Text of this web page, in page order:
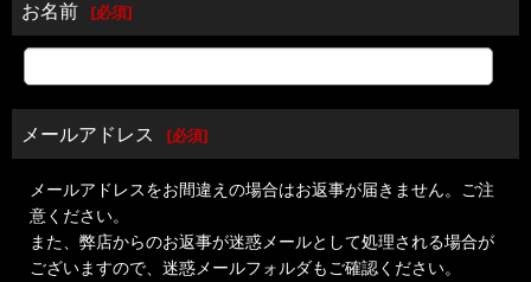
お名前 [必須]
メールアドレス [必須]
メールアドレスをお間違えの場合はお返事が届きません。ご注
意ください。
また、弊店からのお返事が迷惑メールとして処理される場合が
ございますので、迷惑メールフォルダもご確認ください。